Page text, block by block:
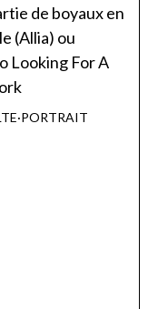
de boyaux en
(Allia) ou
Looking For A
·PORTRAIT